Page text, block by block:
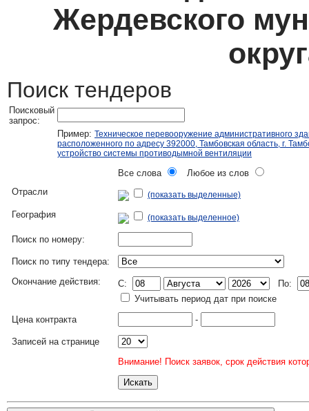
Жердевского
Поиск тендеров
Поисковый
запрос:
Пример: Техническое перевооружение административного
расположенного по адресу 392000, Тамбовская область, г.
устройство системы противодымной вентиляции
Все слова
Любое из слов
Отрасли
(показать выделенные)
География (показать выделенное)
Поиск по номеру:
Поиск по типу тендера:
Окончание действия:
C:
По:
Учитывать период дат при поиске
Цена контракта
-
Записей на странице
Внимание! Поиск заявок, срок действия